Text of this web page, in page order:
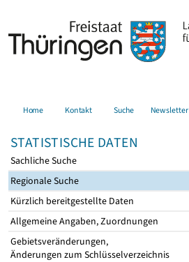
Home Kontakt Suche Newsletter
STATISTISCHE DATEN
Sachliche Suche
Regionale Suche
Kürzlich bereitgestellte Daten
Allgemeine Angaben, Zuordnungen
Gebietsveränderungen,
Änderungen zum Schlüsselverzeichnis